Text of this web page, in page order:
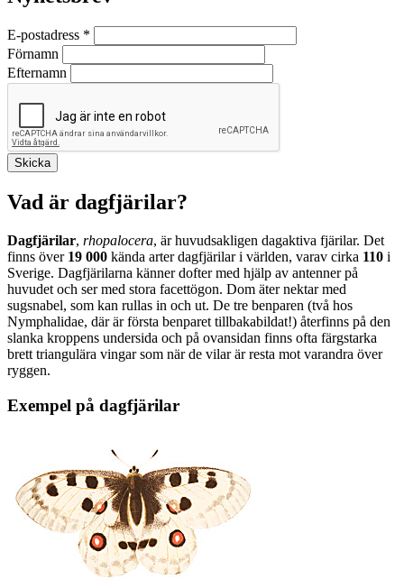
E-postadress *
Förnamn
Efternamn
Vad är dagfjärilar?
Dagfjärilar, rhopalocera, är huvudsakligen dagaktiva fjärilar. Det
finns över 19 000 kända arter dagfjärilar i världen, varav cirka 110 i
Sverige. Dagfjärilarna känner dofter med hjälp av antenner på
huvudet och ser med stora facettögon. Dom äter nektar med
sugsnabel, som kan rullas in och ut. De tre benparen (två hos
Nymphalidae, där är första benparet tillbakabildat!) återfinns på den
slanka kroppens undersida och på ovansidan finns ofta färgstarka
brett triangulära vingar som när de vilar är resta mot varandra över
ryggen.
Exempel på dagfjärilar